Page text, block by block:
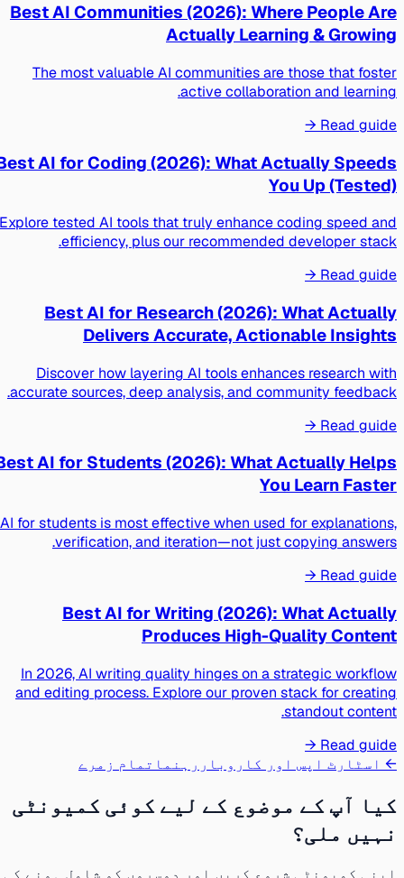
Best AI Communities (2026): Where People Are
Actually Learning & Growing
The most valuable AI communities are those that foster
active collaboration and learning.
Read guide →
Best AI for Coding (2026): What Actually Speeds
You Up (Tested)
Explore tested AI tools that truly enhance coding speed and
efficiency, plus our recommended developer stack.
Read guide →
Best AI for Research (2026): What Actually
Delivers Accurate, Actionable Insights
Discover how layering AI tools enhances research with
accurate sources, deep analysis, and community feedback.
Read guide →
Best AI for Students (2026): What Actually Helps
You Learn Faster
AI for students is most effective when used for explanations,
verification, and iteration—not just copying answers.
Read guide →
Best AI for Writing (2026): What Actually
Produces High-Quality Content
In 2026, AI writing quality hinges on a strategic workflow
and editing process. Explore our proven stack for creating
standout content.
Read guide →
← اسٹارٹ اپس اور کاروبار رہنماتمام زمرے
کیا آپ کے موضوع کے لیے کوئی کمیونٹی
نہیں ملی؟